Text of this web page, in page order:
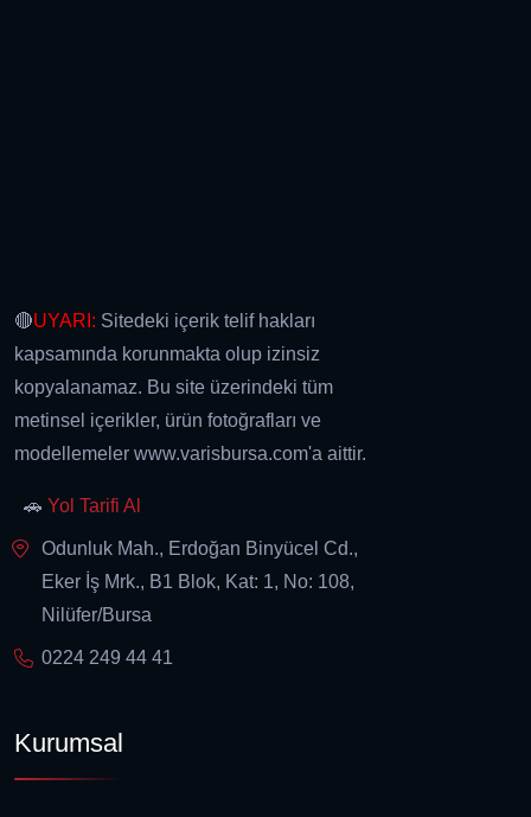
🔴UYARI: Sitedeki içerik telif hakları
kapsamında korunmakta olup izinsiz
kopyalanamaz. Bu site üzerindeki tüm
metinsel içerikler, ürün fotoğrafları ve
modellemeler www.varisbursa.com'a aittir.
🚗 Yol Tarifi Al
Odunluk Mah., Erdoğan Binyücel Cd.,
Eker İş Mrk., B1 Blok, Kat: 1, No: 108,
Nilüfer/Bursa
0224 249 44 41
Kurumsal